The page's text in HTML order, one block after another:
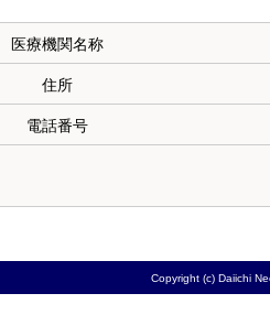
医療機関名称
住所
電話番号
Copyright (c) Daiichi